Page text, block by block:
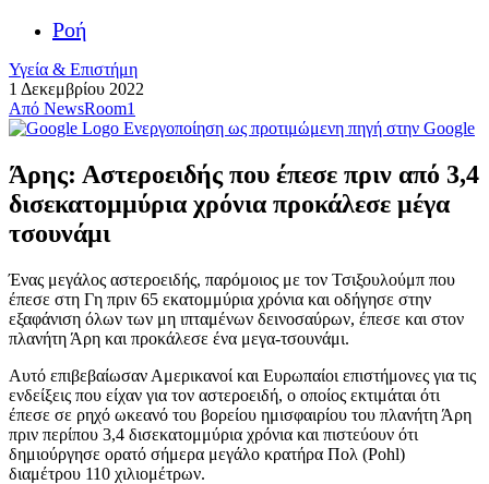
Ροή
Υγεία & Επιστήμη
1 Δεκεμβρίου 2022
Από NewsRoom1
Ενεργοποίηση ως προτιμώμενη πηγή στην Google
Άρης: Αστεροειδής που έπεσε πριν από 3,4
δισεκατομμύρια χρόνια προκάλεσε μέγα
τσουνάμι
Ένας μεγάλος αστεροειδής, παρόμοιος με τον Τσιξουλούμπ που
έπεσε στη Γη πριν 65 εκατομμύρια χρόνια και οδήγησε στην
εξαφάνιση όλων των μη ιπταμένων δεινοσαύρων, έπεσε και στον
πλανήτη Άρη και προκάλεσε ένα μεγα-τσουνάμι.
Αυτό επιβεβαίωσαν Αμερικανοί και Ευρωπαίοι επιστήμονες για τις
ενδείξεις που είχαν για τον αστεροειδή, ο οποίος εκτιμάται ότι
έπεσε σε ρηχό ωκεανό του βορείου ημισφαιρίου του πλανήτη Άρη
πριν περίπου 3,4 δισεκατομμύρια χρόνια και πιστεύουν ότι
δημιούργησε ορατό σήμερα μεγάλο κρατήρα Πολ (Pohl)
διαμέτρου 110 χιλιομέτρων.